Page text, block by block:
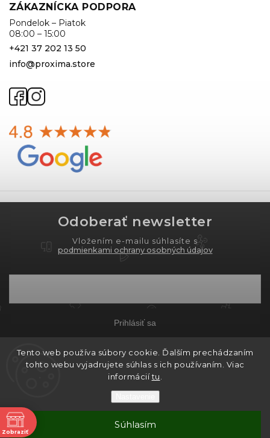
Tento web používa súbory cookie. Ďalším prechádzaním
tohto webu vyjadrujete súhlas s ich používaním. Viac
informáciítu
Súhlasím
ZÁKAZNÍCKA PODPORA
Pondelok – Piatok
08:00 – 15:00
+421 37 202 13 50
info@proxima.store
Odoberať newsletter
Vložením e-mailu súhlasíte s
podmienkami ochrany osobných údajov
Prihlásiť sa
Vytvoril Shoptet
Copyright 2026PROXIMA.store
Grafický návrh vytvořil a nakódoval
Zobraziť